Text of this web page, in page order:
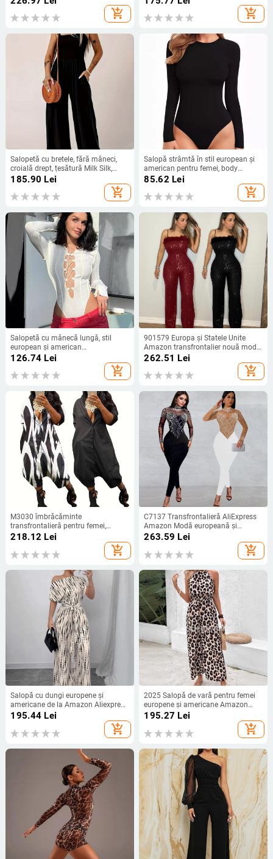
add_shopping_cart add_shopping_cart
Salopetă cu bretele, fără mâneci,
croială drept, țesătură Milk Silk,
poliester 90–95%
185.90 Lei
add_shopping_cart
Salopă strâmtă în stil european și
american pentru femei, body
triunghi cu mânecă lungă din
mătase de lapte pentru femei, fată
sexy și fierbinte
85.62 Lei
add_shopping_cart
Salopetă cu mânecă lungă, stil
european și american
transfrontalier, comerț exterior,
modă pentru femei, sexy, cu dantela
mare, anti-mașină, slim-fit, pentru
126.74 Lei
add_shopping_cart
901579 Europa și Statele Unite
Amazon transfrontalier nouă modă
sexy curea din lână cusături paiete
salopetă îmbrăcăminte pentru
femei
262.51 Lei
add_shopping_cart
M3030 îmbrăcăminte
transfrontalieră pentru femei,
culoare solidă, toamnă și iarnă,
cardigan nou, pantaloni largi,
salopetă casual, comerț exterior
218.12 Lei
add_shopping_cart
C7137 Transfrontalieră AliExpress
Amazon Modă europeană și
americană pentru femei, slim-fit,
plasă, stras, pantaloni cu mânecă
lungă
263.59 Lei
add_shopping_cart
Salopă cu dungi europene și
americane de la Amazon Aliexpress
2025, stil de vacanță de vară, cu
umăr gol, cu cravată, sală lungă cu
picior larg
195.44 Lei
add_shopping_cart
2025 Salopă de vară pentru femei
europene și americane Amazon
transfrontalieră, stil halter, cu
195.27 Lei
add_shopping_cart